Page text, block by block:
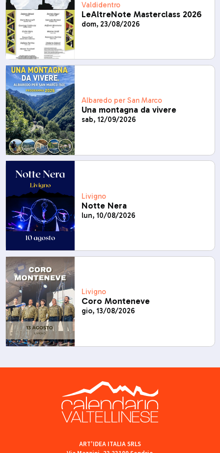
Valdidentro
LeAltreNote Masterclass 2026
dom, 23/08/2026
Albaredo per San Marco
Una montagna da vivere
sab, 12/09/2026
Livigno
Notte Nera
lun, 10/08/2026
Livigno
Coro Monteneve
gio, 13/08/2026
ART'IDEA ITALIA SRLS